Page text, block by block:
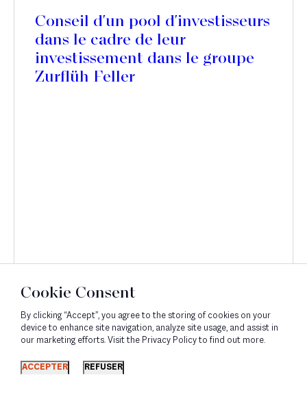
Conseil d'un pool d'investisseurs
dans le cadre de leur
investissement dans le groupe
Zurflüh Feller
Découvrir
Cookie Consent
By clicking “Accept”, you agree to the storing of cookies on your
device to enhance site navigation, analyze site usage, and assist in
our marketing efforts. Visit the Privacy Policy to find out more.
ACCEPTER REFUSER